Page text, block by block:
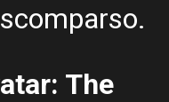
The